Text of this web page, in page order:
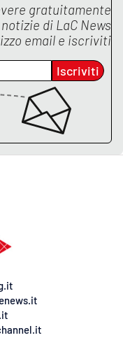
gratuitamente
di LaC News
email e iscriviti
Iscriviti